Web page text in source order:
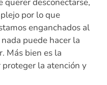
por lo que
enganchados al
puede hacer la
Más bien es la
la atención y